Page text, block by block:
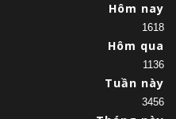
Hôm nay
1618
Hôm qua
1136
Tuần này
3456